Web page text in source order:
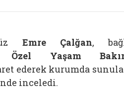
Emre Çalğan,
Özel Yaşam
ederek kurumda
inceledi.